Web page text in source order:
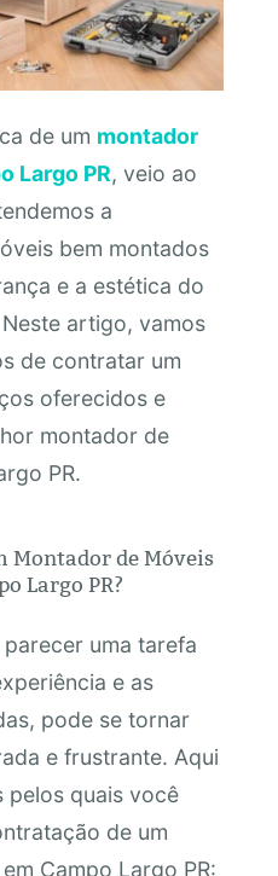
de um montador
Largo PR, veio ao
a
bem montados
e a estética do
artigo, vamos
de contratar um
oferecidos e
montador de
PR.
Montador de Móveis
Largo PR?
uma tarefa
e as
pode se tornar
e frustrante. Aqui
pelos quais você
de um
Campo Largo PR: